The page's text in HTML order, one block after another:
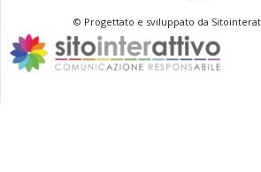
© Progettato e sviluppato da